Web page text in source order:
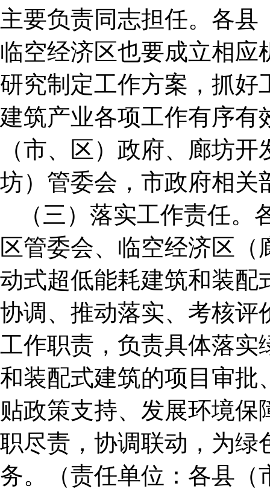
主要负责同志担任。各
临空经济区也要成立相
研究制定工作方案，抓好
建筑产业各项工作有序有
（市、区）政府、廊坊
坊）管委会，市政府相关
（三）落实工作责任
区管委会、临空经济区
动式超低能耗建筑和装配
协调、推动落实、考核评
工作职责，负责具体落实
和装配式建筑的项目审批
贴政策支持、发展环境
职尽责，协调联动，为绿
务。（责任单位：各县（